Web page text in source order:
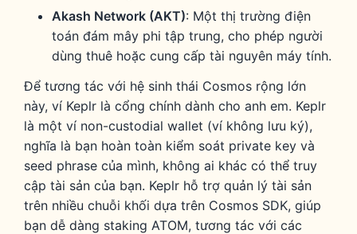
Akash Network (AKT): Một thị trường điện
toán đám mây phi tập trung, cho phép người
dùng thuê hoặc cung cấp tài nguyên máy tính.
Để tương tác với hệ sinh thái Cosmos rộng lớn
này, ví Keplr là cổng chính dành cho anh em. Keplr
là một ví non-custodial wallet (ví không lưu ký),
nghĩa là bạn hoàn toàn kiểm soát private key và
seed phrase của mình, không ai khác có thể truy
cập tài sản của bạn. Keplr hỗ trợ quản lý tài sản
trên nhiều chuỗi khối dựa trên Cosmos SDK, giúp
bạn dễ dàng staking ATOM, tương tác với các